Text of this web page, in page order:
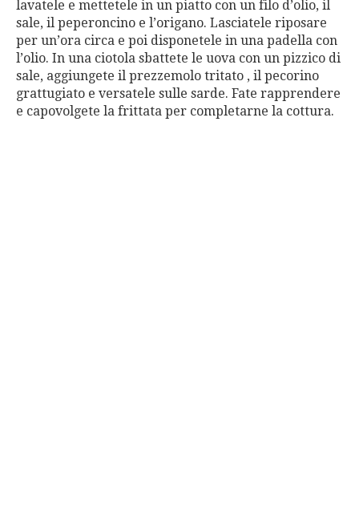
lavatele e mettetele in un piatto con un filo d’olio, il
sale, il peperoncino e l’origano. Lasciatele riposare
per un’ora circa e poi disponetele in una padella con
l’olio. In una ciotola sbattete le uova con un pizzico di
sale, aggiungete il prezzemolo tritato , il pecorino
grattugiato e versatele sulle sarde. Fate rapprendere
e capovolgete la frittata per completarne la cottura.